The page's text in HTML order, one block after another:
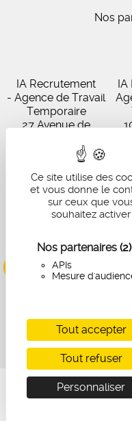
Ce site utilise des
et vous donne le
sur ceux que
souhaitez activer
Nos partenaires (2)
APIs
Mesure
Tout accepter
Tout refuser
Personnaliser
Nos
IA Recrutement
- Agence de Travail
Temporaire
27 Avenue de
Artigues-près-
Bordeaux
05 56 67 48 57
Offres d'emploi -
Recrutement -
Placement
IA